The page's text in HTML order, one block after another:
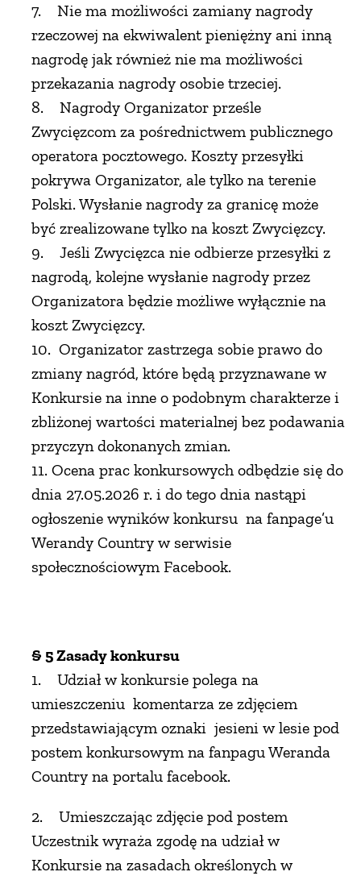
7. Nie ma możliwości zamiany nagrody
rzeczowej na ekwiwalent pieniężny ani inną
nagrodę jak również nie ma możliwości
przekazania nagrody osobie trzeciej.
8. Nagrody Organizator prześle
Zwycięzcom za pośrednictwem publicznego
operatora pocztowego. Koszty przesyłki
pokrywa Organizator, ale tylko na terenie
Polski. Wysłanie nagrody za granicę może
być zrealizowane tylko na koszt Zwycięzcy.
9. Jeśli Zwycięzca nie odbierze przesyłki z
nagrodą, kolejne wysłanie nagrody przez
Organizatora będzie możliwe wyłącznie na
koszt Zwycięzcy.
10. Organizator zastrzega sobie prawo do
zmiany nagród, które będą przyznawane w
Konkursie na inne o podobnym charakterze i
zbliżonej wartości materialnej bez podawania
przyczyn dokonanych zmian.
11. Ocena prac konkursowych odbędzie się do
dnia 27.05.2026 r. i do tego dnia nastąpi
ogłoszenie wyników konkursu na fanpage’u
Werandy Country w serwisie
społecznościowym Facebook.
§ 5 Zasady konkursu
1. Udział w konkursie polega na
umieszczeniu komentarza ze zdjęciem
przedstawiającym oznaki jesieni w lesie pod
postem konkursowym na fanpagu Weranda
Country na portalu facebook.
2. Umieszczając zdjęcie pod postem
Uczestnik wyraża zgodę na udział w
Konkursie na zasadach określonych w